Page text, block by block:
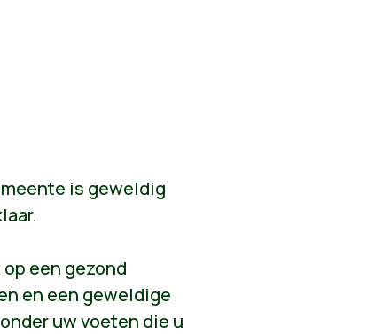
is geweldig
een gezond
en een geweldige
uw voeten die u